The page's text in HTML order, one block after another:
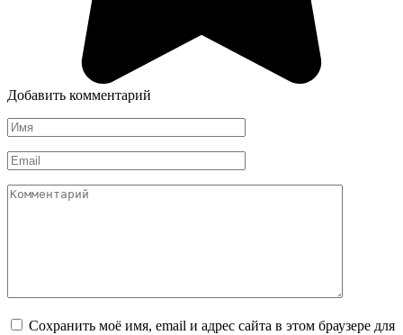
Добавить комментарий
Имя
*
Email
*
Комментарий
Сохранить моё имя, email и адрес сайта в этом браузере для